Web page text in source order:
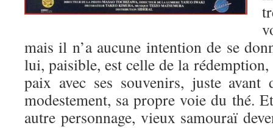
mais il n’a aucune intention de se
lui, paisible, est celle de la
paix avec ses souvenirs, juste
modestement, sa propre voie du thé.
autre personnage, vieux samouraï